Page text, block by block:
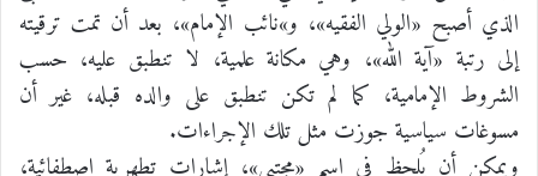
الذي أصبح «الولي الفقيه»، و»نائب الإمام»، بعد أن تمت ترقيته
إلى رتبة «آية الله»، وهي مكانة علمية، لا تنطبق عليه، حسب
الشروط الإمامية، كما لم تكن تنطبق على والده قبله، غير أن
مسوغات سياسية جوزت مثل تلك الإجراءات.